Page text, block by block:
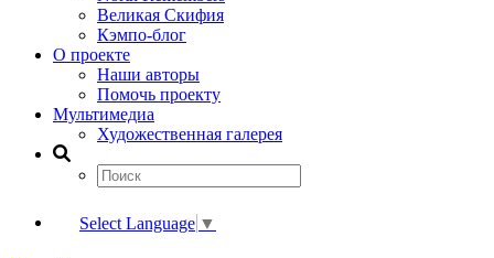
Великая Скифия
Кэмпо-блог
О проекте
Наши авторы
Помочь проекту
Мультимедиа
Художественная галерея
Select Language ▼